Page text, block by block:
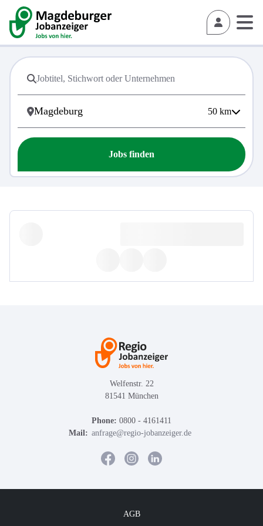
50 km
Jobs finden
Welfenstr. 22
81541 München
Phone: 0800 - 4161411
Mail: anfrage@regio-jobanzeiger.de
AGB